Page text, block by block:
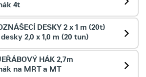
4t
DESKY 2 x 1 m (20t)
2,0 x 1,0 m (20 tun)
HÁK 2,7m
na MRT a MT